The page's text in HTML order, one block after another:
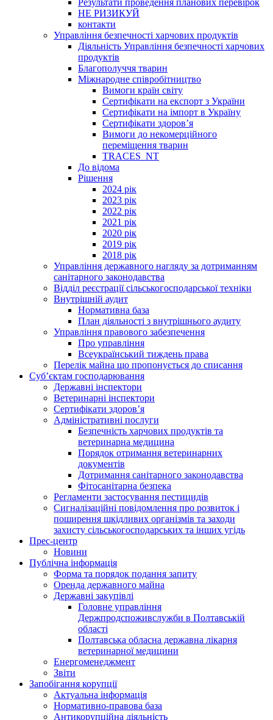
Результати проведення планових перевірок
НЕ РИЗИКУЙ
контакти
Управління безпечності харчових продуктів
Діяльність Управління безпечності харчових
продуктів
Благополуччя тварин
Міжнародне співробітництво
Вимоги країн світу
Сертифікати на експорт з України
Сертифікати на імпорт в Україну
Сертифікати здоров’я
Вимоги до некомерційного
переміщення тварин
TRACES_NT
До відома
Рішення
2024 рік
2023 рік
2022 рік
2021 рік
2020 рік
2019 рік
2018 рік
Управління державного нагляду за дотриманням
санітарного законодавства
Відділ реєстрації сільськогосподарської техніки
Внутрішній аудит
Нормативна база
План діяльності з внутрішнього аудиту
Управління правового забезпечення
Про управління
Всеукраїнський тиждень права
Перелік майна що пропонується до списання
Суб’єктам господарювання
Державні інспектори
Ветеринарні інспектори
Сертифікати здоров’я
Адміністративні послуги
Безпечність харчових продуктів та
ветеринарна медицина
Порядок отримання ветеринарних
документів
Дотримання санітарного законодавства
Фітосанітарна безпека
Регламенти застосування пестицидів
Сигналізаційні повідомлення про розвиток і
поширення шкідливих організмів та заходи
захисту сільськогосподарських та інших угідь
Прес-центр
Новини
Публічна інформація
Форма та порядок подання запиту
Оренда державного майна
Державні закупівлі
Головне управління
Держпродспоживслужби в Полтавській
області
Полтавська обласна державна лікарня
ветеринарної медицини
Енергоменеджмент
Звіти
Запобігання корупції
Актуальна інформація
Нормативно-правова база
Антикорупційна діяльність